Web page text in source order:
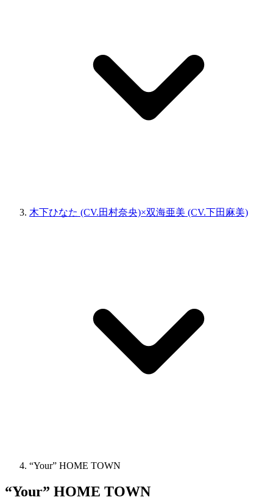
木下ひなた (CV.田村奈央)×双海亜美 (CV.下田麻美)
“Your” HOME TOWN
“Your” HOME TOWN